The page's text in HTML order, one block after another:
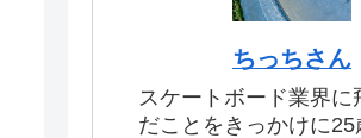
ちっちさん
スケートボード業界に
だことをきっかけに25